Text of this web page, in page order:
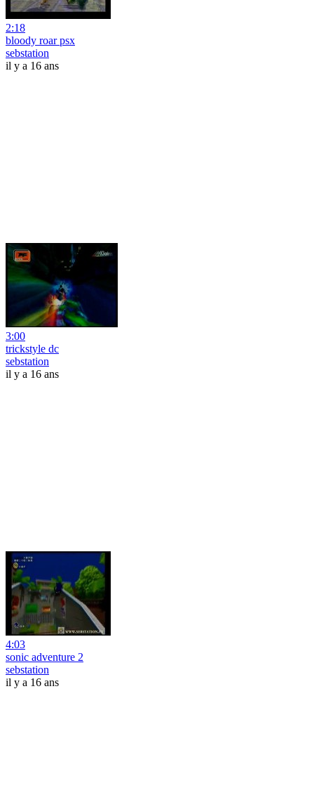
2:18
bloody roar psx
sebstation
il y a 16 ans
3:00
trickstyle dc
sebstation
il y a 16 ans
4:03
sonic adventure 2
sebstation
il y a 16 ans